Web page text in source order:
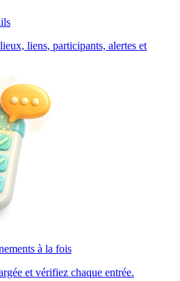
liens, participants, alertes et
à la fois
et vérifiez chaque entrée.